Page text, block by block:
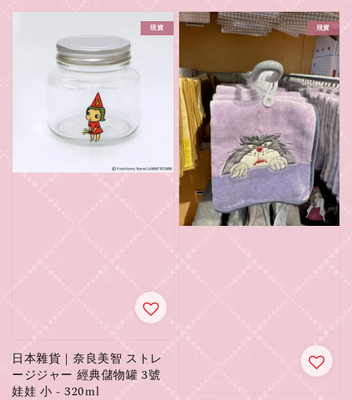
現貨
日本雜貨｜奈良美智 ストレ
ージジャー 經典儲物罐 3號
娃娃 小 - 320ml
現貨